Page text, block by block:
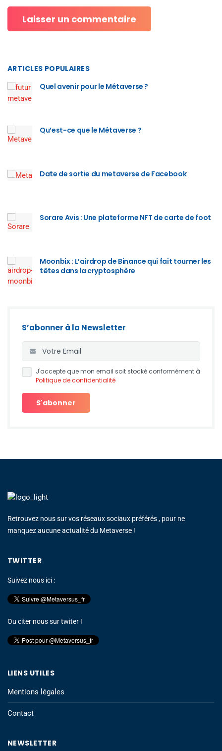
ARTICLES POPULAIRES
Quel avenir pour le Métaverse ?
Qu’est-ce que le Métaverse ?
Date de sortie du metaverse de Facebook
Sorare Avis : Une plateforme NFT de carte de foot
Moonbix : L’airdrop de Binance qui fait tourner les
têtes dans la cryptosphère
S’abonner à la Newsletter
J'accepte que mon email soit stocké conformément à
Politique de confidentialité
Retrouvez nous sur vos réseaux sociaux préférés , pour ne
manquez aucune actualité du Metaverse !
TWITTER
Suivez nous ici :
Ou citer nous sur twiter !
LIENS UTILES
Mentions légales
Contact
NEWSLETTER